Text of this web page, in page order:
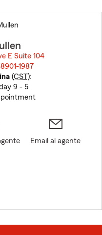
E Suite 104
1987
(CST):
9 - 5
Email al agente